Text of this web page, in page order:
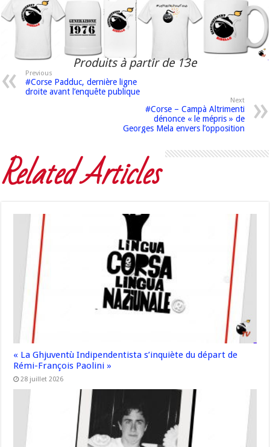
Produits à partir de 13e
Previous
#Corse Padduc, dernière ligne
droite avant l’enquête publique
Next
#Corse – Campà Altrimenti
dénonce « le mépris » de
Georges Mela envers l’opposition
Related Articles
« La Ghjuventù Indipendentista s’inquiète du départ de
Rémi-François Paolini »
28 juillet 2026